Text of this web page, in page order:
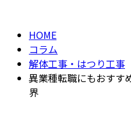
HOME
コラム
解体工事・はつり工事
異業種転職にもおすす
界